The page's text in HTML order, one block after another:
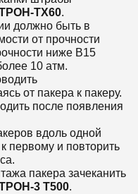
ТХ60.
должно быть в
от прочности
ниже В15
10 атм.
от пакера к пакеру.
после появления
вдоль одной
первому и повторить
пакера зачеканить
3 Т500.